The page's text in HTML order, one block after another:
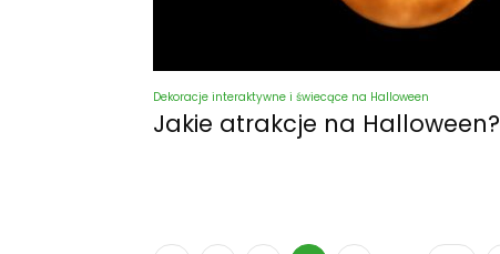
Dekoracje interaktywne i świecące na Halloween
Jakie atrakcje na Halloween?